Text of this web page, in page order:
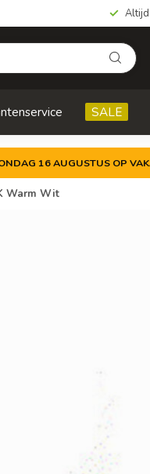
Altijd
SALE
16 AUGUSTUS OP
Warm Wit